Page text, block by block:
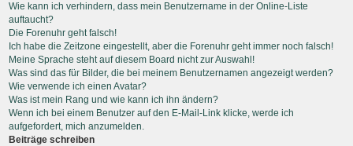
Wie kann ich verhindern, dass mein Benutzername in der Online-Liste
auftaucht?
Die Forenuhr geht falsch!
Ich habe die Zeitzone eingestellt, aber die Forenuhr geht immer noch falsch!
Meine Sprache steht auf diesem Board nicht zur Auswahl!
Was sind das für Bilder, die bei meinem Benutzernamen angezeigt werden?
Wie verwende ich einen Avatar?
Was ist mein Rang und wie kann ich ihn ändern?
Wenn ich bei einem Benutzer auf den E-Mail-Link klicke, werde ich
aufgefordert, mich anzumelden.
Beiträge schreiben